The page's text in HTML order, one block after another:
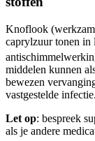
Knoflook
caprylzuur tonen in
middelen kunnen
bewezen
vastgestelde infectie.
Let op: bespreek
als je andere